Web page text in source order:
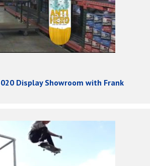
Display Showroom with Frank